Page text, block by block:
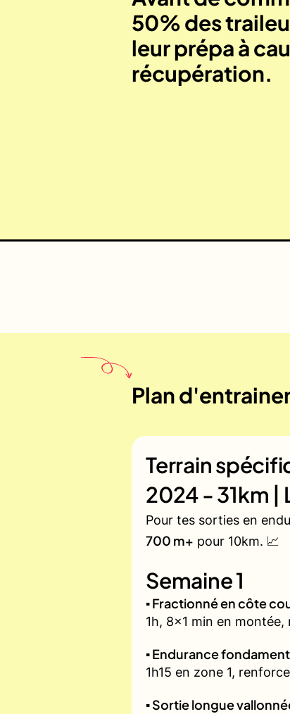
50% des
leur prépa à
récupération.
Plan
Terrain
2024 - 31km |
Pour tes sorties en
700 m+ pour 10km. 📈
Semaine 1
▪️ Fractionné en côte
1h, 8x1 min en
▪️ Endurance
1h15 en zone 1,
▪️ Sortie longue